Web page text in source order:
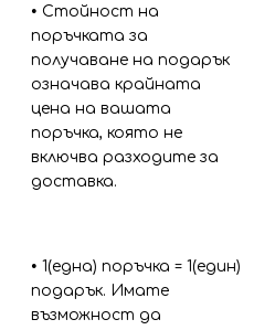
• Стойност на
поръчката за
получаване на подарък
означава крайната
цена на вашата
поръчка, която не
включва разходите за
доставка.
• 1(една) поръчка = 1(един)
подарък. Имате
възможност да